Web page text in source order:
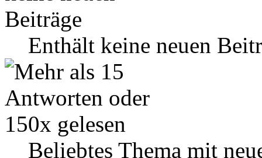
Enthält keine neuen
Beliebtes Thema mit